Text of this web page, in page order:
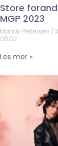
Store
MGP 2023
Mandy Pettersen
08:02
Les mer »